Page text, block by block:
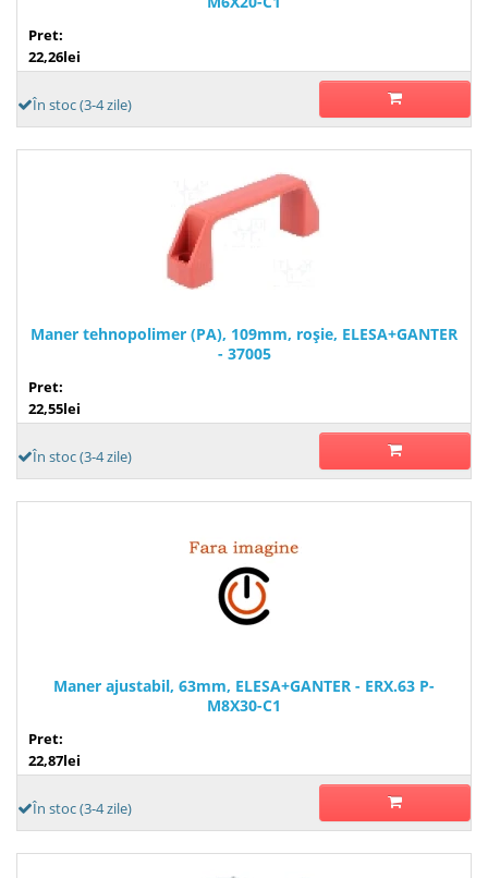
Pret:
22,26lei
În stoc (3-4 zile)
Maner tehnopolimer (PA), 109mm, roşie, ELESA+GANTER
- 37005
Pret:
22,55lei
În stoc (3-4 zile)
Maner ajustabil, 63mm, ELESA+GANTER - ERX.63 P-
M8X30-C1
Pret:
22,87lei
În stoc (3-4 zile)